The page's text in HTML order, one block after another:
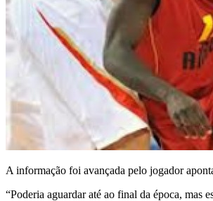
A informação foi avançada pelo jogador
“Poderia aguardar até ao final da época, mas